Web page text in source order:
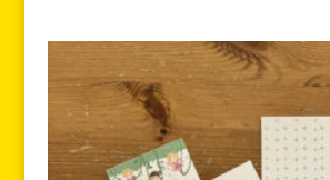
890 Ft. 490 Ft.